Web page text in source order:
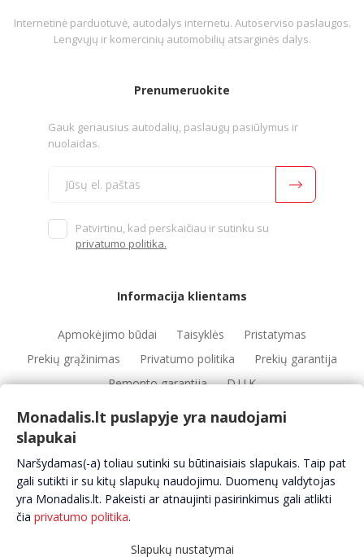
Internetinė parduotuvė, autodalys internetu. Autoserviso paslaugos.
Lengvųjų ir komercinių automobilių atsarginės dalys.
Prenumeruokite
Gauk geriausius autodalių, paslaugų pasiūlymus ir
nuolaidas.
Patvirtinu, kad perskaičiau ir sutinku su
privatumo politika.
Informacija klientams
Apmokėjimo būdai Taisyklės
Pristatymas
Prekių grąžinimas
Privatumo politika
Prekių garantija
Remonto garantija
D.U.K
Automobilių servisai Automobilių dalys
Apie mus
Kontaktai
Monadalis.lt puslapyje yra naudojami
slapukai
Naršydamas(-a) toliau sutinki su būtinaisiais slapukais. Taip pat
gali sutikti ir su kitų slapukų naudojimu. Duomenų valdytojas
yra Monadalis.lt. Pakeisti ar atnaujinti pasirinkimus gali atlikti
čia privatumo politika.
Slapukų nustatymai